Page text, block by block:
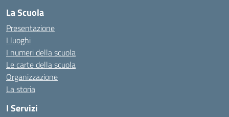
La Scuola
Presentazione
I luoghi
I numeri della scuola
Le carte della scuola
Organizzazione
La storia
I Servizi